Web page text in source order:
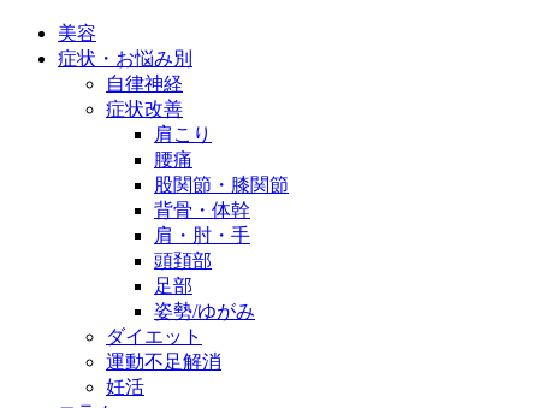
美容
症状・お悩み別
自律神経
症状改善
肩こり
腰痛
股関節・膝関節
背骨・体幹
肩・肘・手
頭頚部
足部
姿勢/ゆがみ
ダイエット
運動不足解消
妊活